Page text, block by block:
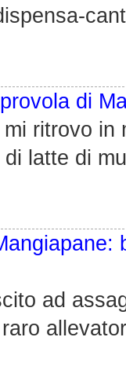
di
ritrovo in
latte di
ad